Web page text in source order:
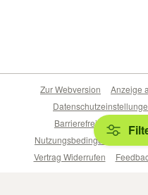
Zur Webversion Anzeige
Barrierefreiheitserklärung
Nutzungsbedingungen
Vertrag Widerrufen